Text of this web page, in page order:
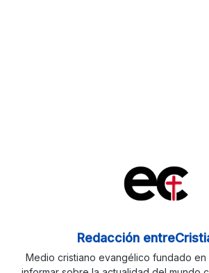
Redacción
Medio cristiano evangélico fundado en